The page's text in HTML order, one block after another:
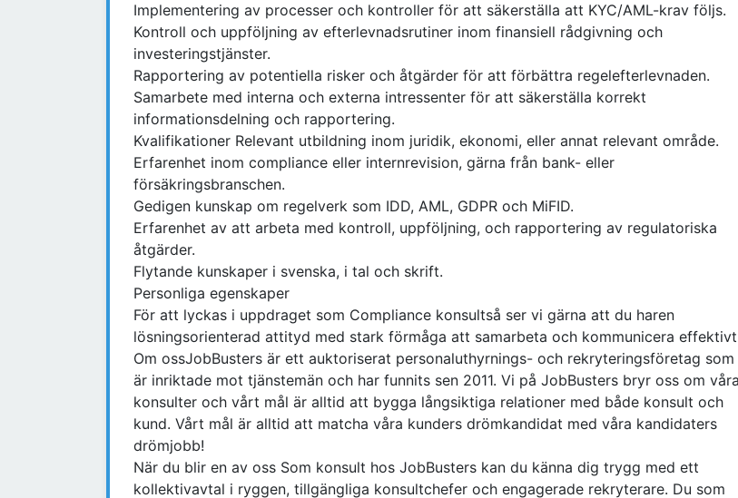
Implementering av processer och kontroller för att säkerställa att KYC/AML-krav följs.
Kontroll och uppföljning av efterlevnadsrutiner inom finansiell rådgivning och
investeringstjänster.
Rapportering av potentiella risker och åtgärder för att förbättra regelefterlevnaden.
Samarbete med interna och externa intressenter för att säkerställa korrekt
informationsdelning och rapportering.
Kvalifikationer Relevant utbildning inom juridik, ekonomi, eller annat relevant område.
Erfarenhet inom compliance eller internrevision, gärna från bank- eller
försäkringsbranschen.
Gedigen kunskap om regelverk som IDD, AML, GDPR och MiFID.
Erfarenhet av att arbeta med kontroll, uppföljning, och rapportering av regulatoriska
åtgärder.
Flytande kunskaper i svenska, i tal och skrift.
Personliga egenskaper
För att lyckas i uppdraget som Compliance konsultså ser vi gärna att du haren
lösningsorienterad attityd med stark förmåga att samarbeta och kommunicera
Om ossJobBusters är ett auktoriserat personaluthyrnings- och rekryteringsföretag som
är inriktade mot tjänstemän och har funnits sen 2011. Vi på JobBusters bryr oss om våra
konsulter och vårt mål är alltid att bygga långsiktiga relationer med både konsult och
kund. Vårt mål är alltid att matcha våra kunders drömkandidat med våra kandidaters
drömjobb!
När du blir en av oss Som konsult hos JobBusters kan du känna dig trygg med ett
kollektivavtal i ryggen, tillgängliga konsultchefer och engagerade rekryterare. Du som